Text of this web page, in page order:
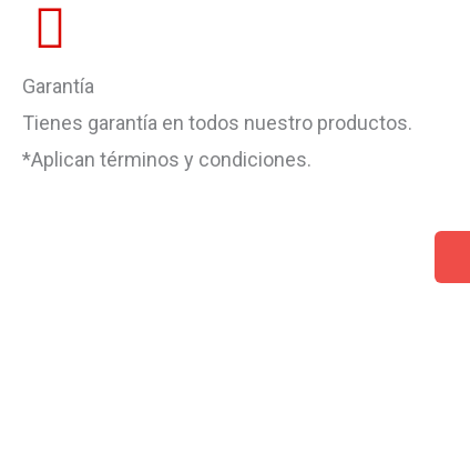
Garantía
Tienes garantía en todos nuestro productos.
*Aplican términos y condiciones.